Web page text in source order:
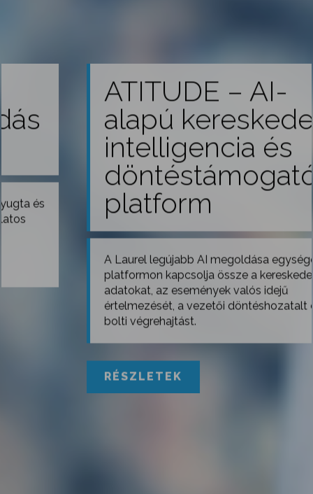
ATITUDE – AI-
alapú kereskedelmi
intelligencia és
döntéstámogató
platform
A Laurel legújabb AI megoldása egységes
platformon kapcsolja össze a kereskedelmi
adatokat, az események valós idejű
értelmezését, a vezetői döntéshozatalt és a
bolti végrehajtást.
RÉSZLETEK